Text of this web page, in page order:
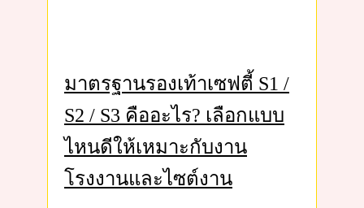
มาตรฐานรองเท้าเซฟตี้ S1 /
S2 / S3 คืออะไร? เลือกแบบ
ไหนดีให้เหมาะกับงาน
โรงงานและไซต์งาน